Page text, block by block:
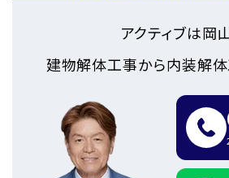
アクティブは
建物解体工事から内装解体